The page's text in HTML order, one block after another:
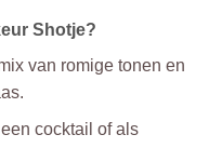
Shotje?
van romige tonen en
cocktail of als